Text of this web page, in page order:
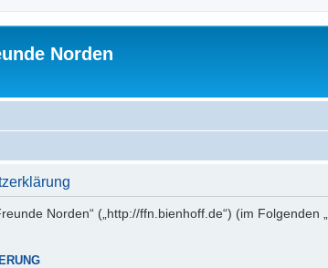
Norden
Norden“ („http://ffn.bienhoff.de“) (im